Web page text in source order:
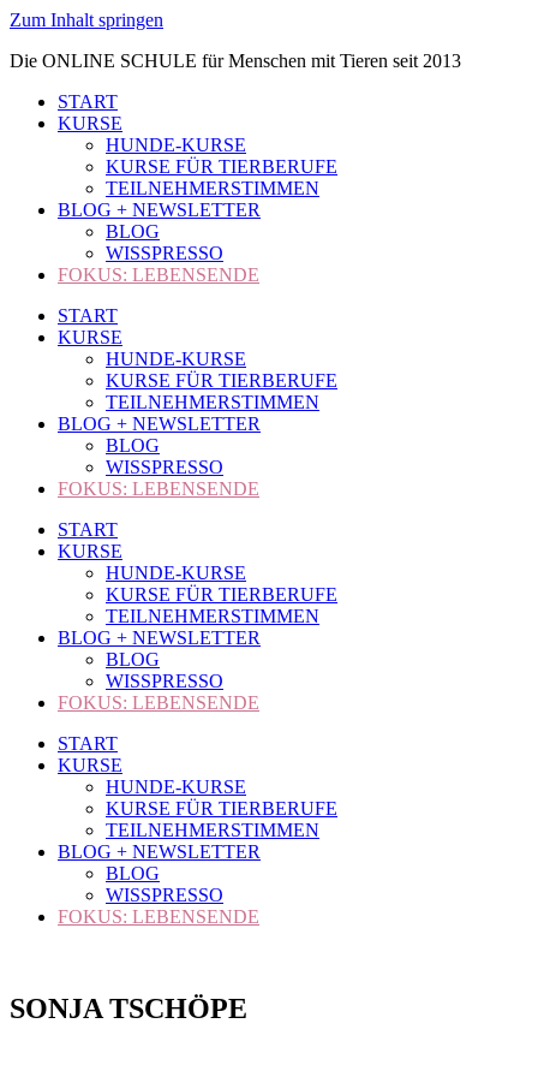
Zum Inhalt springen
Die ONLINE SCHULE für Menschen mit Tieren seit 2013
START
KURSE
HUNDE-KURSE
KURSE FÜR TIERBERUFE
TEILNEHMERSTIMMEN
BLOG + NEWSLETTER
BLOG
WISSPRESSO
FOKUS: LEBENSENDE
START
KURSE
HUNDE-KURSE
KURSE FÜR TIERBERUFE
TEILNEHMERSTIMMEN
BLOG + NEWSLETTER
BLOG
WISSPRESSO
FOKUS: LEBENSENDE
START
KURSE
HUNDE-KURSE
KURSE FÜR TIERBERUFE
TEILNEHMERSTIMMEN
BLOG + NEWSLETTER
BLOG
WISSPRESSO
FOKUS: LEBENSENDE
START
KURSE
HUNDE-KURSE
KURSE FÜR TIERBERUFE
TEILNEHMERSTIMMEN
BLOG + NEWSLETTER
BLOG
WISSPRESSO
FOKUS: LEBENSENDE
SONJA TSCHÖPE